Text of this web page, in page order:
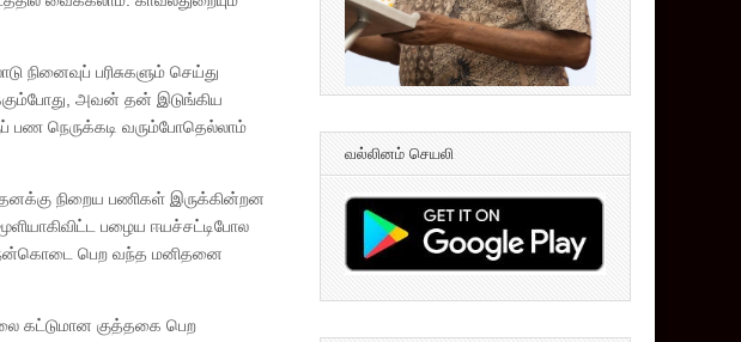
பரிசுகளும் செய்து
அவன் தன் இடுங்கிய
பண நெருக்கடி வரும்போதெல்லாம்
நிறைய பணிகள் இருக்கின்றன
பழைய ஈயச்சட்டிபோல
நன்கொடை பெற வந்த மனிதனை
கட்டுமான குத்தகை பெற
வல்லினம் செயலி